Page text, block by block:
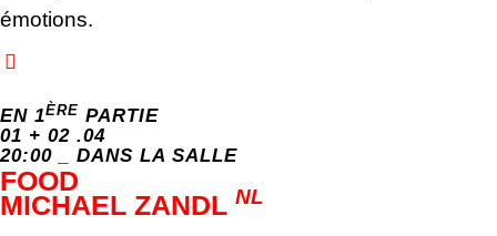
émotions.
EN 1ÈRE PARTIE
01 + 02 .04
20:00 _ DANS LA SALLE
FOOD
MICHAEL ZANDL NL